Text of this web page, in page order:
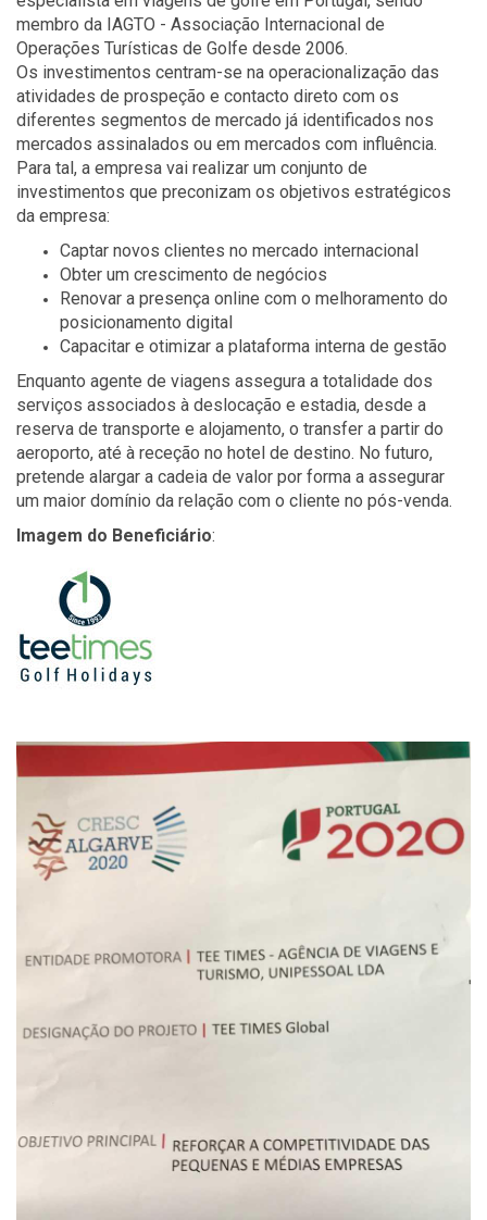
membro da IAGTO - Associação Internacional de
Operações Turísticas de Golfe desde 2006.
Os investimentos centram-se na operacionalização das
atividades de prospeção e contacto direto com os
diferentes segmentos de mercado já identificados nos
mercados assinalados ou em mercados com influência.
Para tal, a empresa vai realizar um conjunto de
investimentos que preconizam os objetivos estratégicos
da empresa:
Captar novos clientes no mercado internacional
Obter um crescimento de negócios
Renovar a presença online com o melhoramento do
posicionamento digital
Capacitar e otimizar a plataforma interna de gestão
Enquanto agente de viagens assegura a totalidade dos
serviços associados à deslocação e estadia, desde a
reserva de transporte e alojamento, o transfer a partir do
aeroporto, até à receção no hotel de destino. No futuro,
pretende alargar a cadeia de valor por forma a assegurar
um maior domínio da relação com o cliente no pós-venda.
Imagem do Beneficiário: